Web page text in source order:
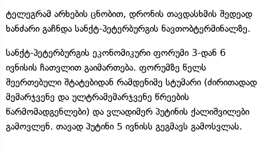
ტელეგრამ არხების ცნობით, დრონის თავდასხმის შედეად
ხანძარი გაჩნდა სანქტ-პეტერბურგის ნავთობტერმინალზე.
სანქტ-პეტერბურგის ეკონომიკური ფორუმი 3-დან 6
ივნისის ჩათვლით გაიმართება. ფორუმზე წელს
შეერთებული შტატებიდან რამდენიმე სტუმარი (ძირითადად
მემარჯვენე და ულტრამემარჯვენე წრეების
წარმომადგენლები) და ვლადიმერ პუტინის ქალიშვილები
გამოვლენ. თავად პუტინი 5 ივნისს გეგმავს გამოსვლას.